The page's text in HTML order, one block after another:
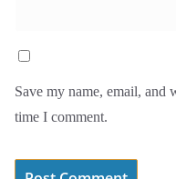
Save my name, email, and
time I comment.